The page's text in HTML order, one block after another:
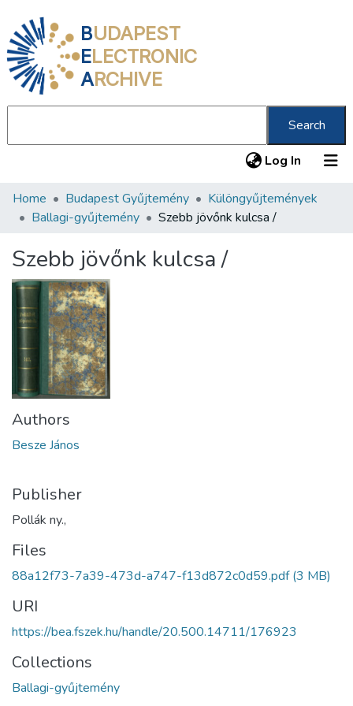
BUDAPEST
ELECTRONIC
ARCHIVE
Search
Log In (current)
Communities & Collections
Statistics
About us
Home Budapest Gyűjtemény
Különgyűjtemények
Ballagi-gyűjtemény
Szebb jövőnk kulcsa /
Szebb jövőnk kulcsa /
Authors
Besze János
Publisher
Pollák ny.,
Files
88a12f73-7a39-473d-a747-f13d872c0d59.pdf(3 MB)
URI
https://bea.fszek.hu/handle/20.500.14711/176923
Collections
Ballagi-gyűjtemény